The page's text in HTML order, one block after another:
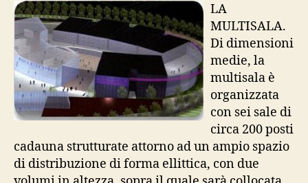
LA
MULTISALA.
Di dimensioni
medie, la
multisala è
organizzata
con sei sale di
circa 200 posti
cadauna strutturate attorno ad un ampio spazio
di distribuzione di forma ellittica, con due